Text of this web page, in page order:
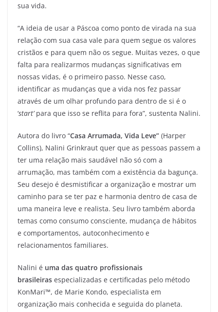
sua vida.
“A ideia de usar a Páscoa como ponto de virada na sua
relação com sua casa vale para quem segue os valores
cristãos e para quem não os segue. Muitas vezes, o que
falta para realizarmos mudanças significativas em
nossas vidas, é o primeiro passo. Nesse caso,
identificar as mudanças que a vida nos fez passar
através de um olhar profundo para dentro de si é o
‘start’para que isso se reflita para fora”, sustenta Nalini.
Autora do livro “Casa Arrumada, Vida Leve” (Harper
Collins), Nalini Grinkraut quer que as pessoas passem a
ter uma relação mais saudável não só com a
arrumação, mas também com a existência da bagunça.
Seu desejo é desmistificar a organização e mostrar um
caminho para se ter paz e harmonia dentro de casa de
uma maneira leve e realista. Seu livro também aborda
temas como consumo consciente, mudança de hábitos
e comportamentos, autoconhecimento e
relacionamentos familiares.
Nalini é uma das quatro profissionais
brasileiras especializadas e certificadas pelo método
KonMari™, de Marie Kondo, especialista em
organização mais conhecida e seguida do planeta.